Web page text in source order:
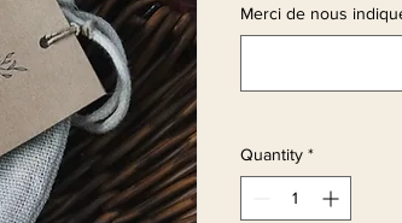
Merci de nous
Quantity *